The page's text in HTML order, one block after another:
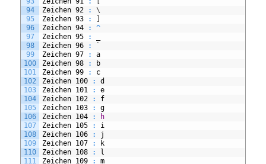
94
95
96
97
98
99
100
101
102
103
104
105
106
107
108
109
110
111
Zeichen 92 :
\
Zeichen 93 :
]
Zeichen 94 :
^
Zeichen 95 :
Zeichen 96 :
`
Zeichen 97 :
a
Zeichen 98 :
b
Zeichen 99 :
c
Zeichen 100 :
d
Zeichen 101 :
e
Zeichen 102 :
f
Zeichen 103 :
g
Zeichen 104 :
h
Zeichen 105 :
i
Zeichen 106 :
j
Zeichen 107 :
k
Zeichen 108 :
l
Zeichen 109 :
m